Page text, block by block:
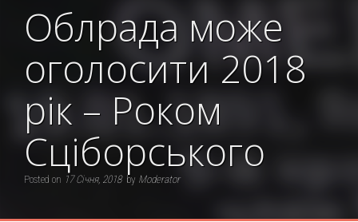
Облрада може
оголосити 2018
рік – Роком
Сціборського
Posted on 17 Січня, 2018 by Moderator